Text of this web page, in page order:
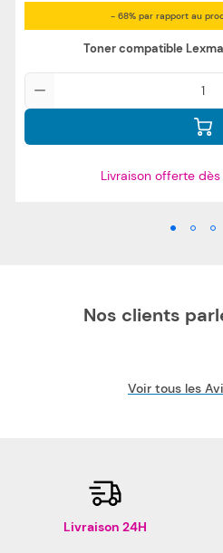
- 68% par rapport au
Toner compatible
Livraison offerte dès
Nos clients
Voir tous les
Livraison 24H